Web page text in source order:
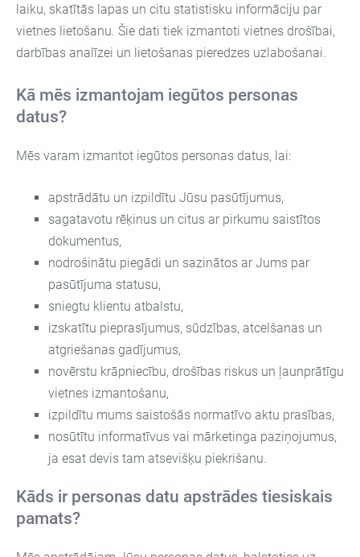
laiku, skatītās lapas un citu statistisku informāciju par
vietnes lietošanu. Šie dati tiek izmantoti vietnes drošībai,
darbības analīzei un lietošanas pieredzes uzlabošanai.
Kā mēs izmantojam iegūtos personas
datus?
Mēs varam izmantot iegūtos personas datus, lai:
apstrādātu un izpildītu Jūsu pasūtījumus,
sagatavotu rēķinus un citus ar pirkumu saistītos
dokumentus,
nodrošinātu piegādi un sazinātos ar Jums par
pasūtījuma statusu,
sniegtu klientu atbalstu,
izskatītu pieprasījumus, sūdzības, atcelšanas un
atgriešanas gadījumus,
novērstu krāpniecību, drošības riskus un ļaunprātīgu
vietnes izmantošanu,
izpildītu mums saistošās normatīvo aktu prasības,
nosūtītu informatīvus vai mārketinga paziņojumus,
ja esat devis tam atsevišķu piekrišanu.
Kāds ir personas datu apstrādes tiesiskais
pamats?